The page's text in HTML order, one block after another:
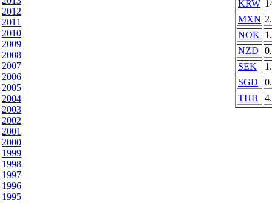
2012
2011
2010
2009
2008
2007
2006
2005
2004
2003
2002
2001
2000
1999
1998
1997
1996
1995
KRW
MXN
NOK
NZD
SEK
SGD
THB